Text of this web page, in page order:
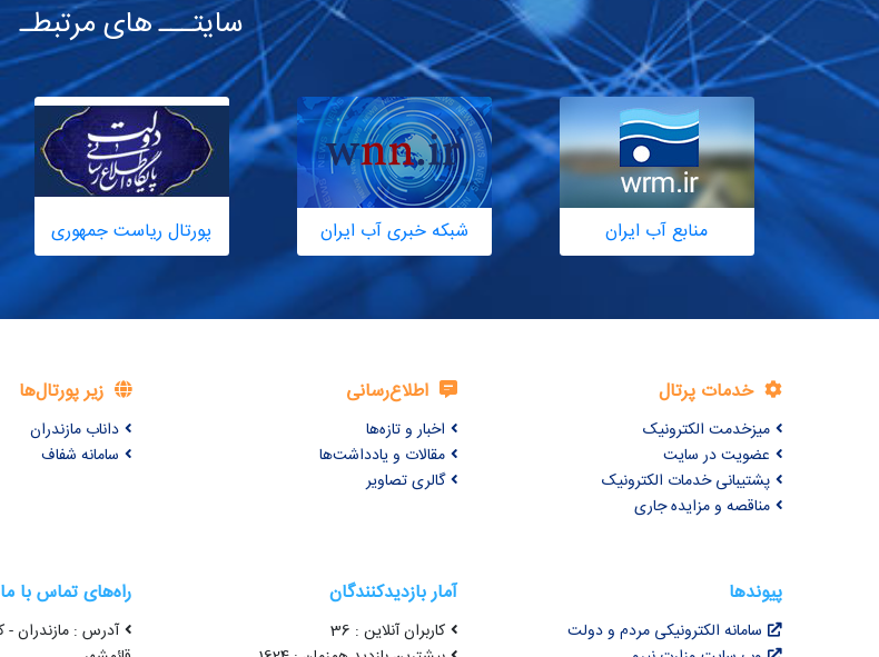
سایتـــ های مرتبطـ
منابع آب ایران شبکه خبری آب ایران پورتال ریاست جمهوری
خدمات پرتال
میزخدمت الکترونیک
عضویت در سایت
پشتیبانی خدمات الکترونیک
مناقصه و مزایده جاری
اطلاع‌رسانی
اخبار و تازه‌ها
مقالات و یادداشت‌ها
گالری تصاویر
زیر پورتال‌ها
داناب مازندران
سامانه شفاف
پیوندها
سامانه الکترونیکی مردم و دولت
آمار بازدیدکنندگان
کاربران آنلاین : 36
راه‌های تماس با ما